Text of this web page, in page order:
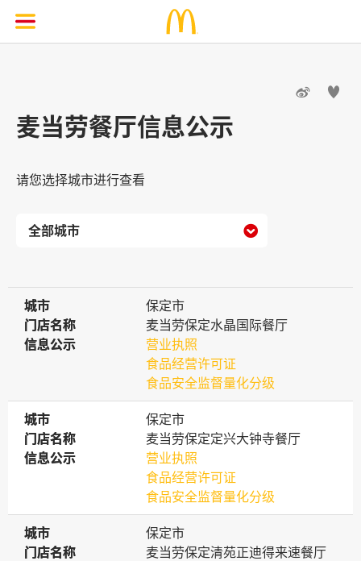
 
麦当劳餐厅信息公示
请您选择城市进行查看

城市
城市
保定市
门店名称
门店名称
麦当劳保定水晶国际餐厅
信息公示
信息公示
营业执照
食品经营许可证
食品安全监督量化分级
城市
城市
保定市
门店名称
门店名称
麦当劳保定定兴大钟寺餐厅
信息公示
信息公示
营业执照
食品经营许可证
食品安全监督量化分级
城市
城市
保定市
门店名称
门店名称
麦当劳保定清苑正迪得来速餐厅